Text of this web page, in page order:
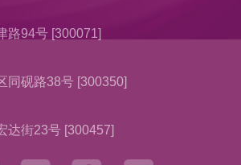
路94号 [300071]
同砚路38号 [300350]
达街23号 [300457]